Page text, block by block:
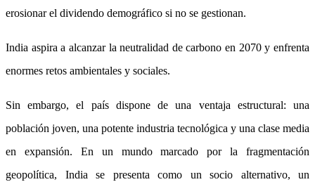
erosionar el dividendo demográfico si no se gestionan.
India aspira a alcanzar la neutralidad de carbono en 2070 y enfrenta
enormes retos ambientales y sociales.
Sin embargo, el país dispone de una ventaja estructural: una
población joven, una potente industria tecnológica y una clase media
en expansión. En un mundo marcado por la fragmentación
geopolítica, India se presenta como un socio alternativo, un